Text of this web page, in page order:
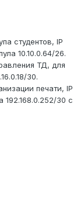
студентов, IP
10.10.0.64/26.
ТД, для
30.
печати, IP
192.168.0.252/30 с